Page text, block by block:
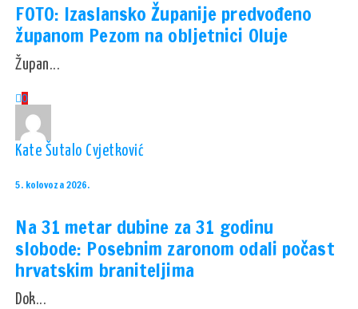
FOTO: Izaslansko Županije predvođeno
županom Pezom na obljetnici Oluje
Župan...
0
Kate Šutalo Cvjetković
5. kolovoza 2026.
Na 31 metar dubine za 31 godinu
slobode: Posebnim zaronom odali počast
hrvatskim braniteljima
Dok...